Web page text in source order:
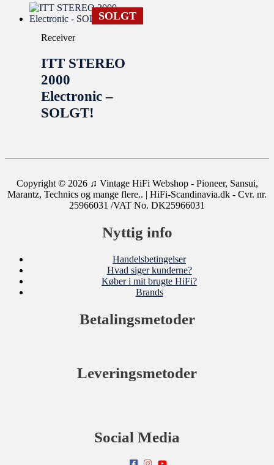
SOLGT
Receiver
ITT STEREO
2000
Electronic –
SOLGT!
Copyright © 2026 ♫ Vintage HiFi Webshop - Pioneer, Sansui,
Marantz, Technics og mange flere.. | HiFi-Scandinavia.dk - Cvr. nr.
25966031 /VAT No. DK25966031
Nyttig info
Handelsbetingelser
Hvad siger kunderne?
Køber i mit brugte HiFi?
Brands
Betalingsmetoder
Leveringsmetoder
Social Media